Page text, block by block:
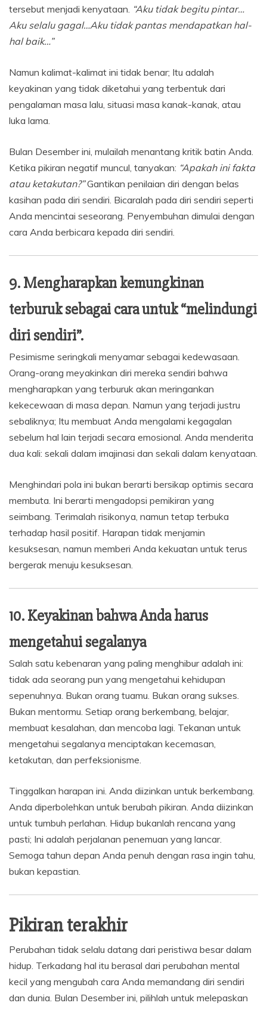
tersebut menjadi kenyataan. “Aku tidak begitu pintar…
Aku selalu gagal…Aku tidak pantas mendapatkan hal-
hal baik…”
Namun kalimat-kalimat ini tidak benar; Itu adalah
keyakinan yang tidak diketahui yang terbentuk dari
pengalaman masa lalu, situasi masa kanak-kanak, atau
luka lama.
Bulan Desember ini, mulailah menantang kritik batin Anda.
Ketika pikiran negatif muncul, tanyakan: “Apakah ini fakta
atau ketakutan?”Gantikan penilaian diri dengan belas
kasihan pada diri sendiri. Bicaralah pada diri sendiri seperti
Anda mencintai seseorang. Penyembuhan dimulai dengan
cara Anda berbicara kepada diri sendiri.
9. Mengharapkan kemungkinan
terburuk sebagai cara untuk “melindungi
diri sendiri”.
Pesimisme seringkali menyamar sebagai kedewasaan.
Orang-orang meyakinkan diri mereka sendiri bahwa
mengharapkan yang terburuk akan meringankan
kekecewaan di masa depan. Namun yang terjadi justru
sebaliknya; Itu membuat Anda mengalami kegagalan
sebelum hal lain terjadi secara emosional. Anda menderita
dua kali: sekali dalam imajinasi dan sekali dalam kenyataan.
Menghindari pola ini bukan berarti bersikap optimis secara
membuta. Ini berarti mengadopsi pemikiran yang
seimbang. Terimalah risikonya, namun tetap terbuka
terhadap hasil positif. Harapan tidak menjamin
kesuksesan, namun memberi Anda kekuatan untuk terus
bergerak menuju kesuksesan.
10. Keyakinan bahwa Anda harus
mengetahui segalanya
Salah satu kebenaran yang paling menghibur adalah ini:
tidak ada seorang pun yang mengetahui kehidupan
sepenuhnya. Bukan orang tuamu. Bukan orang sukses.
Bukan mentormu. Setiap orang berkembang, belajar,
membuat kesalahan, dan mencoba lagi. Tekanan untuk
mengetahui segalanya menciptakan kecemasan,
ketakutan, dan perfeksionisme.
Tinggalkan harapan ini. Anda diizinkan untuk berkembang.
Anda diperbolehkan untuk berubah pikiran. Anda diizinkan
untuk tumbuh perlahan. Hidup bukanlah rencana yang
pasti; Ini adalah perjalanan penemuan yang lancar.
Semoga tahun depan Anda penuh dengan rasa ingin tahu,
bukan kepastian.
Pikiran terakhir
Perubahan tidak selalu datang dari peristiwa besar dalam
hidup. Terkadang hal itu berasal dari perubahan mental
kecil yang mengubah cara Anda memandang diri sendiri
dan dunia. Bulan Desember ini, pilihlah untuk melepaskan